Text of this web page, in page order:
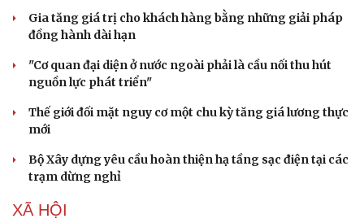
Gia tăng giá trị cho khách hàng bằng những giải pháp
đồng hành dài hạn
"Cơ quan đại diện ở nước ngoài phải là cầu nối thu hút
nguồn lực phát triển"
Thế giới đối mặt nguy cơ một chu kỳ tăng giá lương thực
mới
Bộ Xây dựng yêu cầu hoàn thiện hạ tầng sạc điện tại các
trạm dừng nghỉ
XÃ HỘI